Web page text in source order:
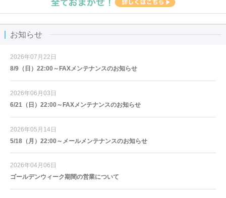
お知らせ
2026年07月22日
8/9（日）22:00～FAXメンテナンスのお知らせ
2026年06月03日
6/21（日）22:00～FAXメンテナンスのお知らせ
2026年05月14日
5/18（月）22:00～メールメンテナンスのお知らせ
2026年04月06日
ゴールデンウィーク期間の営業について